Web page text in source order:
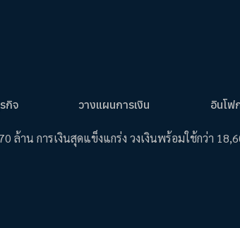
กิจ วางแผนการเงิน อินโฟ